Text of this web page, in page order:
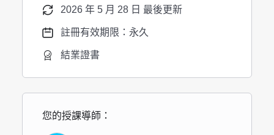
2026 年 5 月 28 日 最後更新
註冊有效期限：永久
結業證書
您的授課導師：